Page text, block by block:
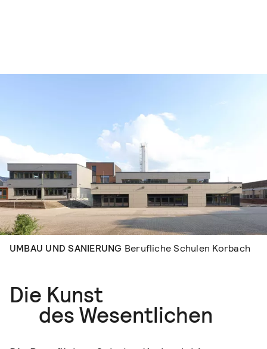
UMBAU UND SANIERUNG Berufliche Schulen Korbach
Die Kunst
des Wesentlichen